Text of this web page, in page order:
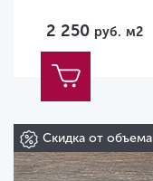
2 250 руб. м2
Скидка от объема